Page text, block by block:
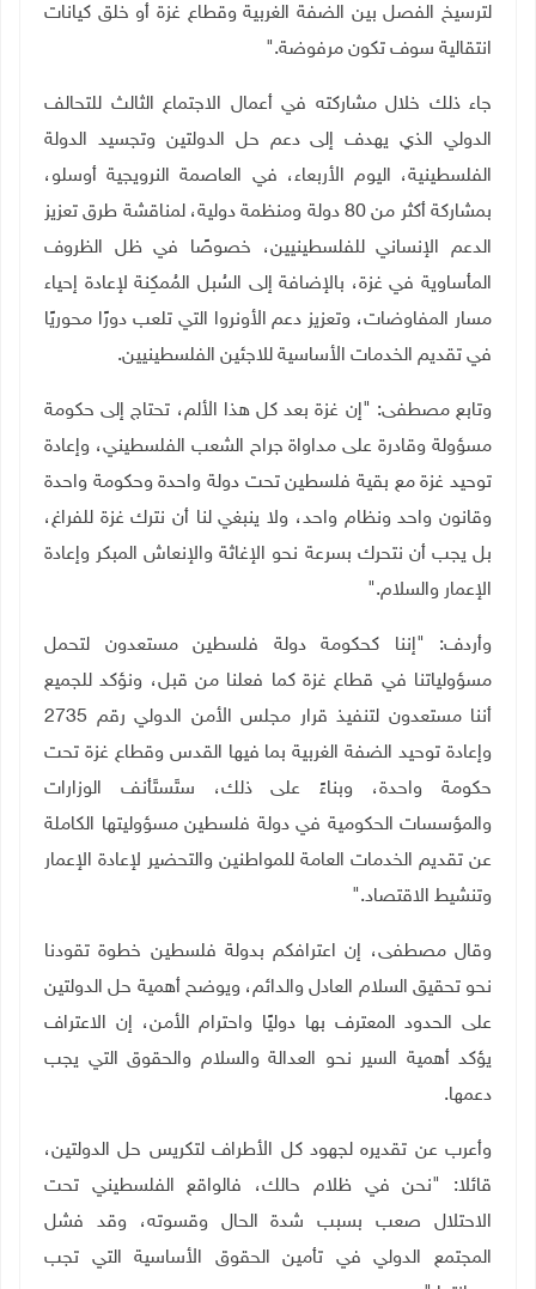
لترسيخ الفصل بين الضفة الغربية وقطاع غزة أو خلق كيانات
انتقالية سوف تكون مرفوضة".
جاء ذلك خلال مشاركته في أعمال الاجتماع الثالث للتحالف
الدولي الذي يهدف إلى دعم حل الدولتين وتجسيد الدولة
الفلسطينية، اليوم الأربعاء، في العاصمة النرويجية أوسلو،
بمشاركة أكثر من 80 دولة ومنظمة دولية، لمناقشة طرق تعزيز
الدعم الإنساني للفلسطينيين، خصوصًا في ظل الظروف
المأساوية في غزة، بالإضافة إلى السُبل المُمكِنة لإعادة إحياء
مسار المفاوضات، وتعزيز دعم الأونروا التي تلعب دورًا محوريًا
في تقديم الخدمات الأساسية للاجئين الفلسطينيين.
وتابع مصطفى: "إن غزة بعد كل هذا الألم، تحتاج إلى حكومة
مسؤولة وقادرة على مداواة جراح الشعب الفلسطيني، وإعادة
توحيد غزة مع بقية فلسطين تحت دولة واحدة وحكومة واحدة
وقانون واحد ونظام واحد، ولا ينبغي لنا أن نترك غزة للفراغ،
بل يجب أن نتحرك بسرعة نحو الإغاثة والإنعاش المبكر وإعادة
الإعمار والسلام".
وأردف: "إننا كحكومة دولة فلسطين مستعدون لتحمل
مسؤولياتنا في قطاع غزة كما فعلنا من قبل، ونؤكد للجميع
أننا مستعدون لتنفيذ قرار مجلس الأمن الدولي رقم 2735
وإعادة توحيد الضفة الغربية بما فيها القدس وقطاع غزة تحت
حكومة واحدة، وبناءً على ذلك، ستَستَأنف الوزارات
والمؤسسات الحكومية في دولة فلسطين مسؤوليتها الكاملة
عن تقديم الخدمات العامة للمواطنين والتحضير لإعادة الإعمار
وتنشيط الاقتصاد".
وقال مصطفى، إن اعترافكم بدولة فلسطين خطوة تقودنا
نحو تحقيق السلام العادل والدائم، ويوضح أهمية حل الدولتين
على الحدود المعترف بها دوليًا واحترام الأمن، إن الاعتراف
يؤكد أهمية السير نحو العدالة والسلام والحقوق التي يجب
دعمها.
وأعرب عن تقديره لجهود كل الأطراف لتكريس حل الدولتين،
قائلا: "نحن في ظلام حالك، فالواقع الفلسطيني تحت
الاحتلال صعب بسبب شدة الحال وقسوته، وقد فشل
المجتمع الدولي في تأمين الحقوق الأساسية التي تجب